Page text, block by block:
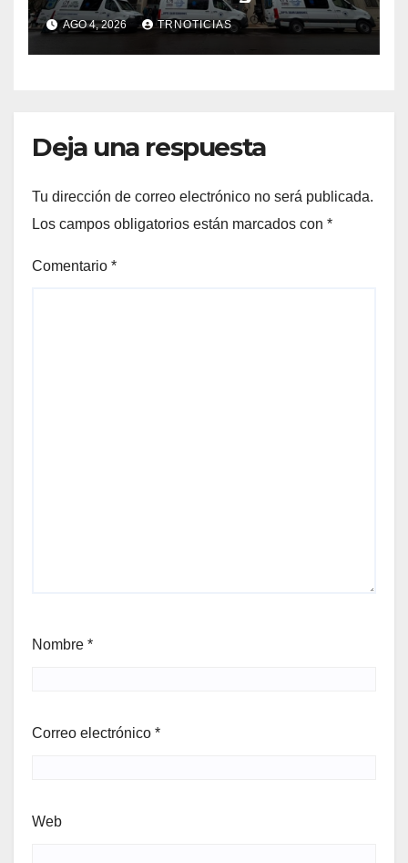
nuevas ambulancias para
Cauquenes y Sagrada Familia
AGO 4, 2026 TRNOTICIAS
Deja una respuesta
Tu dirección de correo electrónico no será publicada.
Los campos obligatorios están marcados con *
Comentario *
Nombre *
Correo electrónico *
Web